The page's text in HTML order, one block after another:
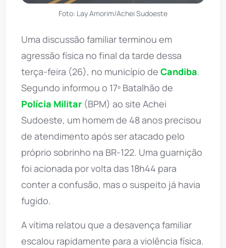
Foto: Lay Amorim/Achei Sudoeste
Uma discussão familiar terminou em
agressão física no final da tarde dessa
terça-feira (26), no município de Candiba.
Segundo informou o 17º Batalhão de
Polícia Militar (BPM) ao site Achei
Sudoeste, um homem de 48 anos precisou
de atendimento após ser atacado pelo
próprio sobrinho na BR-122. Uma guarnição
foi acionada por volta das 18h44 para
conter a confusão, mas o suspeito já havia
fugido.
A vítima relatou que a desavença familiar
escalou rapidamente para a violência física.